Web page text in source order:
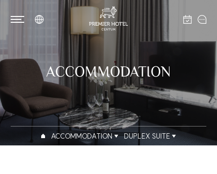
ACCOMMODATION
ACCOMMODATION DUPLEX SUITE